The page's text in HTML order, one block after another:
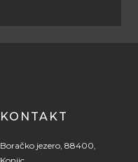
KONTAKT
Boračko jezero, 88400,